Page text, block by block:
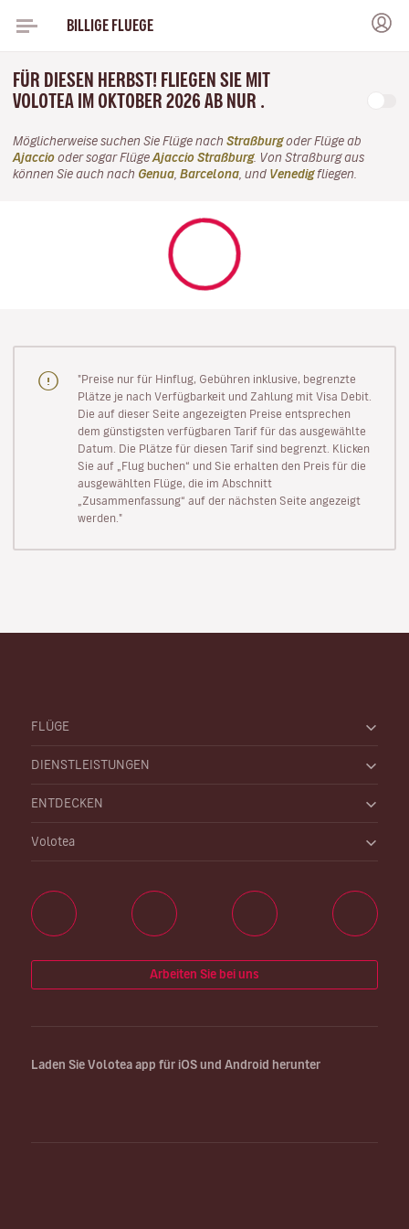
BILLIGE FLUEGE
FÜR DIESEN HERBST! FLIEGEN SIE MIT
VOLOTEA IM OKTOBER 2026 AB NUR .
Möglicherweise suchen Sie Flüge nach Straßburgoder Flüge ab
Ajaccio oder sogar Flüge Ajaccio Straßburg. Von Straßburg aus
können Sie auch nach Genua Barcelona , und Venedigfliegen.
"Preise nur für Hinflug, Gebühren inklusive, begrenzte
Plätze je nach Verfügbarkeit und Zahlung mit Visa Debit.
Die auf dieser Seite angezeigten Preise entsprechen
dem günstigsten verfügbaren Tarif für das ausgewählte
Datum. Die Plätze für diesen Tarif sind begrenzt. Klicken
Sie auf „Flug buchen“ und Sie erhalten den Preis für die
ausgewählten Flüge, die im Abschnitt
„Zusammenfassung“ auf der nächsten Seite angezeigt
werden."
FLÜGE
DIENSTLEISTUNGEN
ENTDECKEN
Volotea
Arbeiten Sie bei uns
Laden Sie Volotea app für iOS und Android herunter